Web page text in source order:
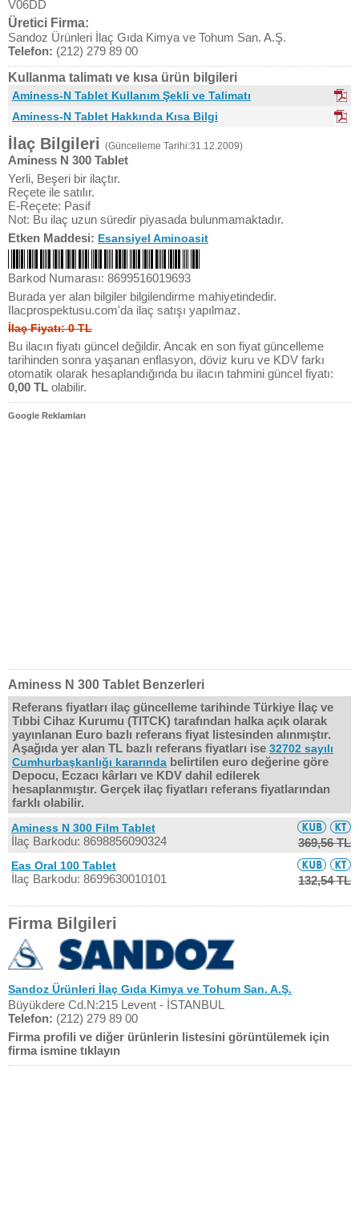
V06DD
Üretici Firma:
Sandoz Ürünleri İlaç Gıda Kimya ve Tohum San. A.Ş.
Telefon: (212) 279 89 00
Kullanma talimatı ve kısa ürün bilgileri
Aminess-N Tablet Kullanım Şekli ve Talimatı
Aminess-N Tablet Hakkında Kısa Bilgi
İlaç Bilgileri (Güncelleme Tarihi:31.12.2009)
Aminess N 300 Tablet
Yerli, Beşeri bir ilaçtır.
Reçete ile satılır.
E-Reçete: Pasif
Not: Bu ilaç uzun süredir piyasada bulunmamaktadır.
Etken Maddesi: Esansiyel Aminoasit
Barkod Numarası: 8699516019693
Burada yer alan bilgiler bilgilendirme mahiyetindedir.
Ilacprospektusu.com'da ilaç satışı yapılmaz.
İlaç Fiyatı: 0 TL
Bu ilacın fiyatı güncel değildir. Ancak en son fiyat güncelleme
tarihinden sonra yaşanan enflasyon, döviz kuru ve KDV farkı
otomatik olarak hesaplandığında bu ilacın tahmini güncel fiyatı:
0,00 TL olabilir.
Google Reklamları
Aminess N 300 Tablet Benzerleri
Referans fiyatları ilaç güncelleme tarihinde Türkiye İlaç ve
Tıbbi Cihaz Kurumu (TITCK) tarafından halka açık olarak
yayınlanan Euro bazlı referans fiyat listesinden alınmıştır.
Aşağıda yer alan TL bazlı referans fiyatları ise 32702 sayılı
Cumhurbaşkanlığı kararında belirtilen euro değerine göre
Depocu, Eczacı kârları ve KDV dahil edilerek
hesaplanmıştır. Gerçek ilaç fiyatları referans fiyatlarından
farklı olabilir.
Aminess N 300 Film Tablet
İlaç Barkodu: 8698856090324 369,56 TL
Eas Oral 100 Tablet
İlaç Barkodu: 8699630010101 132,54 TL
Firma Bilgileri
Sandoz Ürünleri İlaç Gıda Kimya ve Tohum San. A.Ş.
Büyükdere Cd.N:215 Levent - İSTANBUL
Telefon: (212) 279 89 00
Firma profili ve diğer ürünlerin listesini görüntülemek için
firma ismine tıklayın